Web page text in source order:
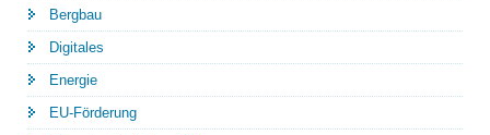
Bergbau
Digitales
Energie
EU-Förderung